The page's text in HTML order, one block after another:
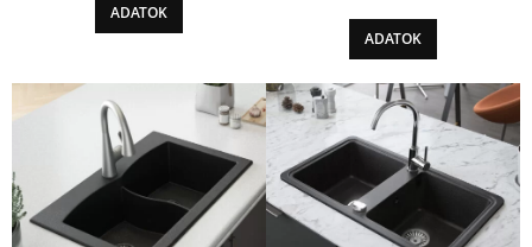
ADATOK
ADATOK